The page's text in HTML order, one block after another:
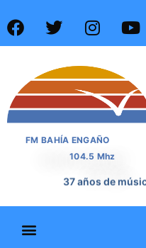
FM BAHÍA ENGAÑO
104.5 Mhz
37 años de